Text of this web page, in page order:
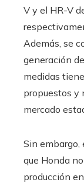
V y el HR-V
Además, se
generación
medidas
propuestos y
mercado
Sin embargo,
que Honda
producción